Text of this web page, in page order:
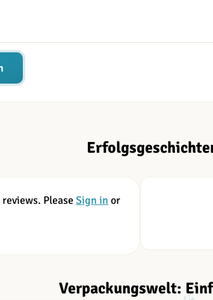
PleaseSign in or
Verpackungswelt: